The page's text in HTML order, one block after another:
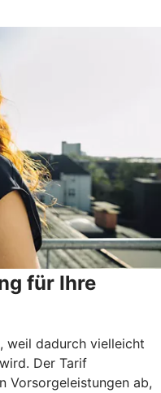
für Ihre
weil dadurch vielleicht
Der Tarif
Vorsorgeleistungen ab,